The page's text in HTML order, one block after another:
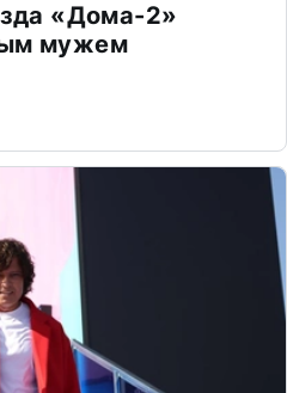
«Дома-2»
мужем